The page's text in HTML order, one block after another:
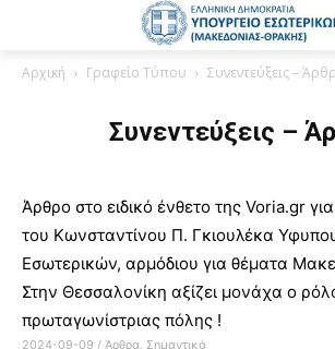
Αρχική Γραφείο Τύπου Συνεντεύξεις –
Συνεντεύξεις –
Άρθρο στο ειδικό ένθετο της Voria.gr
του Κωνσταντίνου Π. Γκιουλέκα
Εσωτερικών, αρμόδιου για θέματα
Στην Θεσσαλονίκη αξίζει μονάχα ο
πρωταγωνίστριας πόλης !
2024-09-09 / Άρθρα, Σημαντικά